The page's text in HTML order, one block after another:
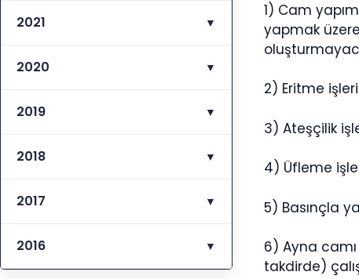
1) Cam
yapmak
2) Eritme
3) Ateşçilik
4) Üfleme
5) Basınçla
6) Ayna
takdirde)
2021 ▼
2020 ▼
2019 ▼
2018 ▼
2017 ▼
2016 ▼